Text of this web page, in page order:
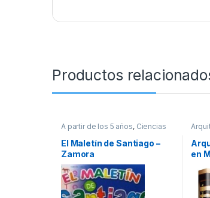
Productos
A partir de los 5 años, Ciencias
Sociales
Educación y Pedagogía,Infantil
Interes General,Padres e Hijos
Profesionales y tecnicos
El Maletín de Santiago –
Zamora
Afines
en